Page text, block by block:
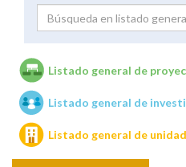
Unidades de
Listado general de
Listado general de
Listado general de